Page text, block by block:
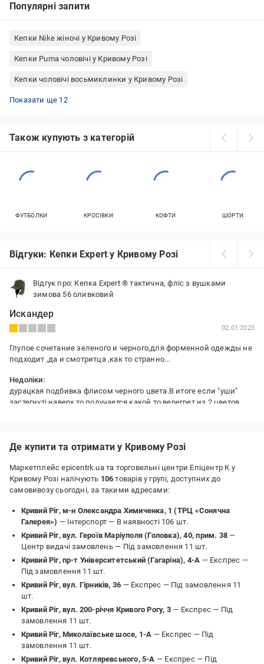
Популярні запити
Кепки Nike жіночі у Кривому Розі
Кепки Puma чоловічі у Кривому Розі
Кепки чоловічі восьмиклинки у Кривому Розі
Кепки чорні жіночі у Кривому Розі
Кепки чоловічі Nike у Кривому Розі
Кепки-німки чоловічі у Кривому Розі
Кепки Puma чорні у Кривому Розі
Кепки Nike чорні у Кривому Розі
Теплі кепки жіночі у Кривому Розі
Кепки тракери чоловічі у Кривому Розі
Кепки Nike білі у Кривому Розі
Кепки чоловічі чорні у Кривому Розі
Кепки жіночі зимові у Кривому Розі
Кепки C.P. Company з окулярами у Кривому Розі
Кепки чоловічі хуліганки у Кривому Розі
Показати ще 12
Також купують з категорій
ФУТБОЛКИ КРОСІВКИ КОФТИ ШОРТИ
Відгуки: Кепки Expert у Кривому Розі
Відгук про: Кепка Expert ® тактична, фліс з вушками
зимова 56 оливковий
Искандер
02.01.2023
Глупое сочетание зеленого и черного,для форменной одежды не
подходит ,да и смотритца ,как то странно...
Недоліки:
дурацкая подбивка флисом черного цвета.В итоге если "уши"
застегнуті наверх,то получается какой то верегрет из 2 цветов...
Де купити та отримати у Кривому Розі
Маркетплейс epicentrk.ua та торговельні центри Епіцентр К у
Кривому Розі налічують 106 товарів у групі, доступних до
самовивозу сьогодні, за такими адресами:
Кривий Ріг, м-н Олександра Химиченка, 1 (ТРЦ «Сонячна
Галерея») — Інтерспорт — В наявності 106 шт.
Кривий Ріг, вул. Героїв Маріуполя (Головка), 40, прим. 38—
Центр видачі замовлень — Під замовлення 11 шт.
Кривий Ріг, пр-т Університетський (Гагаріна), 4-А — Експрес —
Під замовлення 11 шт.
Кривий Ріг, вул. Гірників, 36 — Експрес — Під замовлення 11
шт.
Кривий Ріг, вул. 200-річчя Кривого Рогу, 3— Експрес — Під
замовлення 11 шт.
Кривий Ріг, Миколаївське шосе, 1-А — Експрес — Під
замовлення 11 шт.
Кривий Ріг, вул. Котляревського, 5-А — Експрес — Під